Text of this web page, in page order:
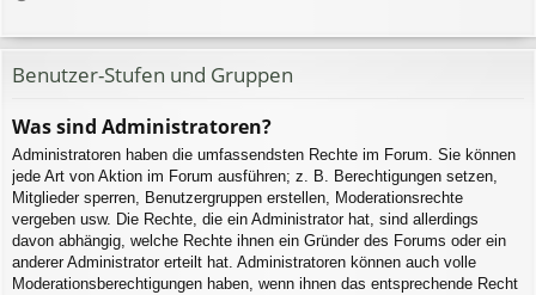
Benutzer-Stufen und Gruppen
Was sind Administratoren?
Administratoren haben die umfassendsten Rechte im Forum. Sie können
jede Art von Aktion im Forum ausführen; z. B. Berechtigungen setzen,
Mitglieder sperren, Benutzergruppen erstellen, Moderationsrechte
vergeben usw. Die Rechte, die ein Administrator hat, sind allerdings
davon abhängig, welche Rechte ihnen ein Gründer des Forums oder ein
anderer Administrator erteilt hat. Administratoren können auch volle
Moderationsberechtigungen haben, wenn ihnen das entsprechende Recht